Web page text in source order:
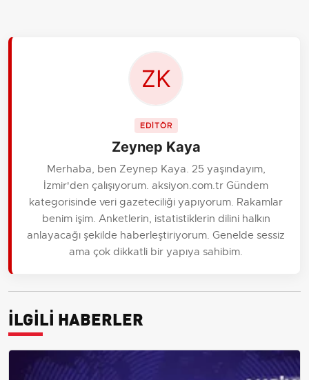
EDİTÖR
Zeynep Kaya
Merhaba, ben Zeynep Kaya. 25 yaşındayım,
İzmir'den çalışıyorum. aksiyon.com.tr Gündem
kategorisinde veri gazeteciliği yapıyorum. Rakamlar
benim işim. Anketlerin, istatistiklerin dilini halkın
anlayacağı şekilde haberleştiriyorum. Genelde sessiz
ama çok dikkatli bir yapıya sahibim.
İLGİLİ HABERLER